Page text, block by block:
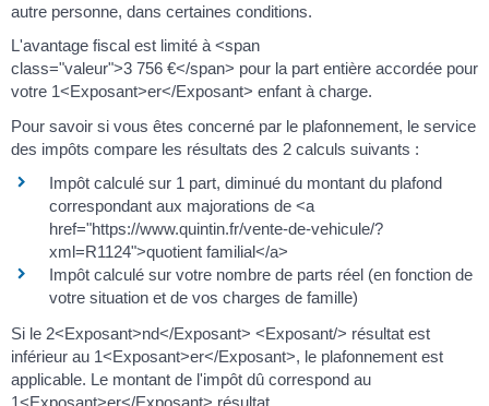
autre personne, dans certaines conditions.
L'avantage fiscal est limité à <span
class="valeur">3 756 €</span> pour la part entière accordée pour
votre 1<Exposant>er</Exposant> enfant à charge.
Pour savoir si vous êtes concerné par le plafonnement, le service
des impôts compare les résultats des 2 calculs suivants :
Impôt calculé sur 1 part, diminué du montant du plafond
correspondant aux majorations de <a
href="https://www.quintin.fr/vente-de-vehicule/?
xml=R1124">quotient familial</a>
Impôt calculé sur votre nombre de parts réel (en fonction de
votre situation et de vos charges de famille)
Si le 2<Exposant>nd</Exposant> <Exposant/> résultat est
inférieur au 1<Exposant>er</Exposant>, le plafonnement est
applicable. Le montant de l'impôt dû correspond au
1<Exposant>er</Exposant> résultat.